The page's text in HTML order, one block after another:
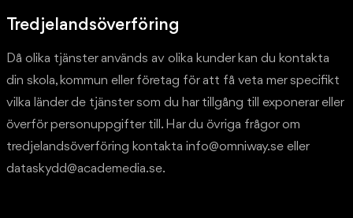
Tredjelandsöverföring
Då olika tjänster används av olika kunder kan du kontakta
din skola, kommun eller företag för att få veta mer specifikt
vilka länder de tjänster som du har tillgång till exponerar eller
överför personuppgifter till. Har du övriga frågor om
tredjelandsöverföring kontakta info@omniway.se eller
dataskydd@academedia.se.